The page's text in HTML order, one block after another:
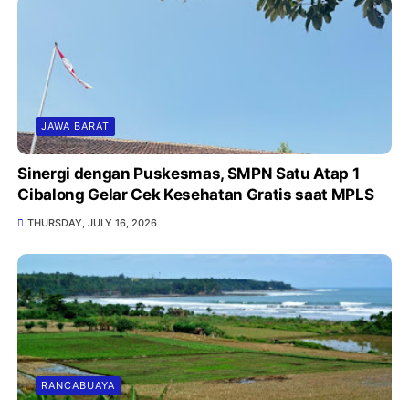
JAWA BARAT
Sinergi dengan Puskesmas, SMPN Satu Atap 1
Cibalong Gelar Cek Kesehatan Gratis saat MPLS
THURSDAY, JULY 16, 2026
RANCABUAYA